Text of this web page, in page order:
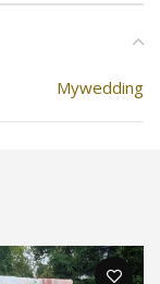
Mywedding